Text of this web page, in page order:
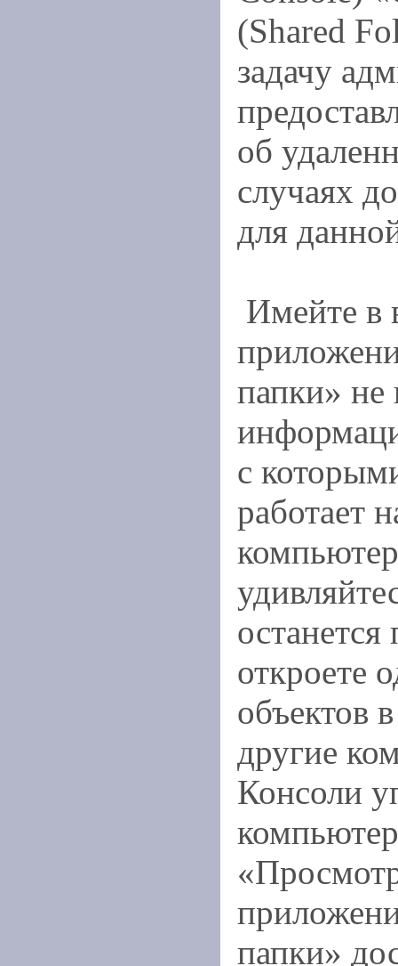
(Shared
задачу
об
случаях
для
Имейте в
папки» не
с
работает
откроете
объектов
другие
Консоли
папки»